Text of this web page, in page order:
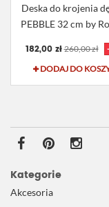
Deska do krojenia
PEBBLE 32 cm by
182,00 zł 260,00 zł
DODAJ DO
Kategorie
Akcesoria